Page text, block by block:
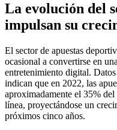
La evolución del
impulsan su
El sector de apuestas
ocasional a convertirse en
entretenimiento digital.
indican que en 2022, las
aproximadamente el 35%
línea, proyectándose un
próximos cinco años.